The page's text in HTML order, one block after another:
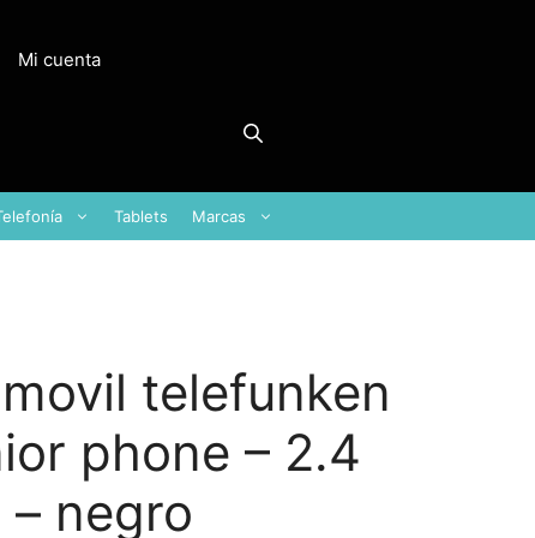
Mi cuenta
Tablets Marcas
telefunken
phone – 2.4
negro